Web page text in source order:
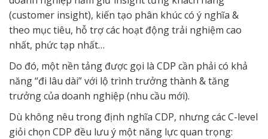
(customer insight), kiến tạo phân khúc có ý nghĩa &
theo mục tiêu, hỗ trợ các hoạt động trải nghiệm cao
nhất, phức tạp nhất…
Do đó, một nền tảng được gọi là CDP cần phải có khả
năng “đi lâu dài” với lộ trình trưởng thành & tăng
trưởng của doanh nghiệp (nhu cầu mới).
Dù không nêu trong định nghĩa CDP, nhưng các C-level
giỏi chọn CDP đều lưu ý một năng lực quan trọng: